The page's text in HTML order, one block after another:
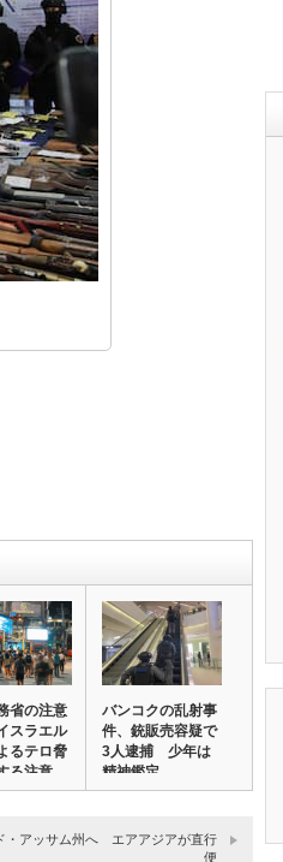
省の注意
スラエル
るテロ脅
る注意
バンコクの乱射事
件、銃販売容疑で
3人逮捕 少年は
精神鑑定
・アッサム州へ エアアジアが直行
便